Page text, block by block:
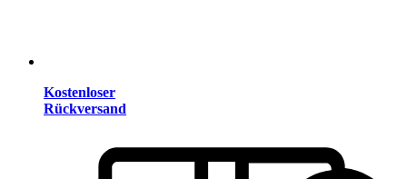
Kostenloser
Rückversand